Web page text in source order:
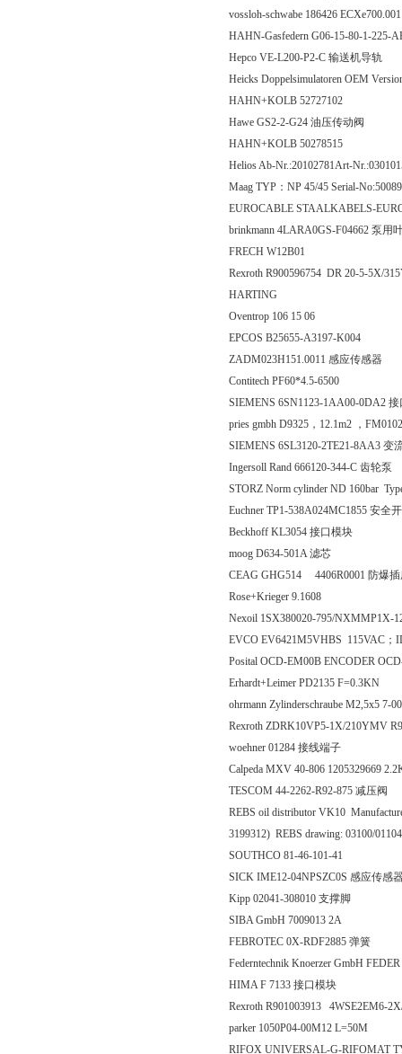
vossloh-schwabe 186426
HAHN-Gasfedern G06-15-80-1-225-
Hepco VE-L200-P2-C 输送机导轨
Heicks Doppelsimulatoren OEM
HAHN+KOLB 52727102
Hawe GS2-2-G24 油压传动阀
HAHN+KOLB 50278515
Helios Ab-Nr.:20102781Art-
Maag TYP：NP 45/45 Serial-
EUROCABLE STAALKABELS-
brinkmann 4LARA0GS-F04662 泵用
FRECH W12B01
Rexroth R900596754 DR 20-5-5X/
HARTING
Oventrop 106 15 06
EPCOS B25655-A3197-K004
ZADM023H151.0011 感应传感器
Contitech PF60*4.5-6500
SIEMENS 6SN1123-1AA00-0DA2
pries gmbh D9325，12.1m2 ，
SIEMENS 6SL3120-2TE21-8AA3 变
Ingersoll Rand 666120-344-C 齿轮泵
STORZ Norm cylinder ND 160bar
Euchner TP1-538A024MC1855 安全
Beckhoff KL3054 接口模块
moog D634-501A 滤芯
CEAG GHG514 4406R0001 防爆
Rose+Krieger 9.1608
Nexoil 1SX380020-795/NXMMP1X-
EVCO EV6421M5VHBS 115VAC；
Posital OCD-EM00B ENCODER
Erhardt+Leimer PD2135 F=0.3KN
ohrmann Zylinderschraube M2,5x5 7-
Rexroth ZDRK10VP5-1X/210YMV
woehner 01284 接线端子
Calpeda MXV 40-806 1205329669
TESCOM 44-2262-R92-875 减压阀
REBS oil distributor VK10
3199312) REBS drawing: 03100/
SOUTHCO 81-46-101-41
SICK IME12-04NPSZC0S 感应传感
Kipp 02041-308010 支撑脚
SIBA GmbH 7009013 2A
FEBROTEC 0X-RDF2885 弹簧
Federntechnik Knoerzer GmbH
HIMA F 7133 接口模块
Rexroth R901003913 4WSE2EM6-
parker 1050P04-00M12 L=50M
RIFOX UNIVERSAL-G-RIFOMAT